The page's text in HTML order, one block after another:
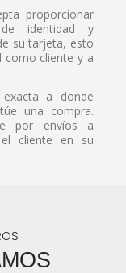
proporcionar
identidad y
su tarjeta, esto
como cliente y a
exacta a donde
una compra.
por envíos a
el cliente en su